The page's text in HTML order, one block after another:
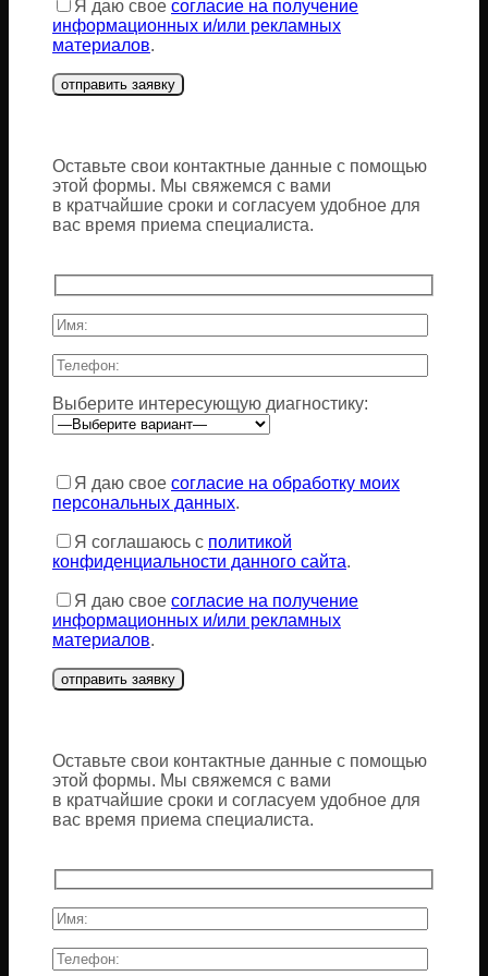
Я даю свое согласие на получение
информационных и/или рекламных
материалов.
Оставьте свои контактные данные с помощью
этой формы. Мы свяжемся с вами
в кратчайшие сроки и согласуем удобное для
вас время приема специалиста.
Выберите интересующую диагностику:
это
поле
Я даю свое согласие на обработку моих
персональных данных.
Я соглашаюсь с политикой
конфиденциальности данного сайта.
Я даю свое согласие на получение
информационных и/или рекламных
материалов.
Оставьте свои контактные данные с помощью
этой формы. Мы свяжемся с вами
в кратчайшие сроки и согласуем удобное для
вас время приема специалиста.